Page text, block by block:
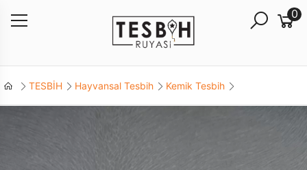
0
TESBİH Hayvansal Tesbih Kemik Tesbih